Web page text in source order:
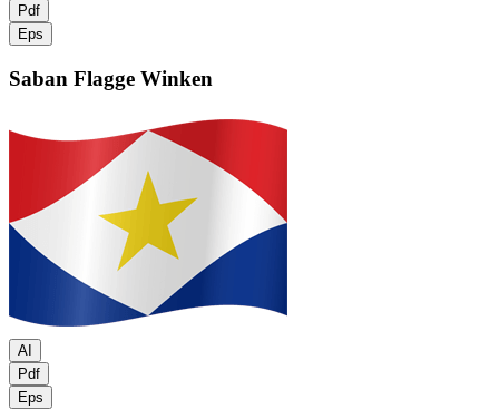
Pdf
Eps
Saban Flagge Winken
AI
Pdf
Eps